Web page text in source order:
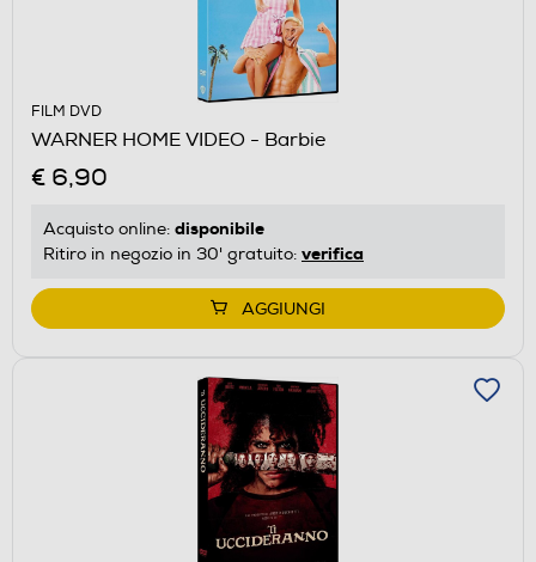
FILM DVD
WARNER HOME VIDEO - Barbie
€ 6,90
Acquisto online: disponibile
Ritiro in negozio in 30' gratuito: verifica
AGGIUNGI